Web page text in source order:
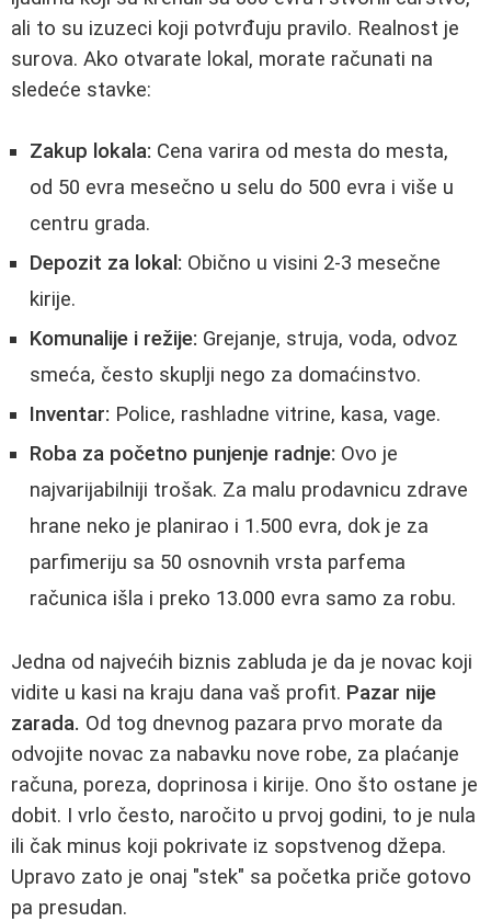
ali to su izuzeci koji potvrđuju pravilo. Realnost je
surova. Ako otvarate lokal, morate računati na
sledeće stavke:
Zakup lokala: Cena varira od mesta do mesta,
od 50 evra mesečno u selu do 500 evra i više u
centru grada.
Depozit za lokal: Obično u visini 2-3 mesečne
kirije.
Komunalije i režije: Grejanje, struja, voda, odvoz
smeća, često skuplji nego za domaćinstvo.
Inventar: Police, rashladne vitrine, kasa, vage.
Roba za početno punjenje radnje: Ovo je
najvarijabilniji trošak. Za malu prodavnicu zdrave
hrane neko je planirao i 1.500 evra, dok je za
parfimeriju sa 50 osnovnih vrsta parfema
računica išla i preko 13.000 evra samo za robu.
Jedna od najvećih biznis zabluda je da je novac koji
vidite u kasi na kraju dana vaš profit. Pazar nije
zarada. Od tog dnevnog pazara prvo morate da
odvojite novac za nabavku nove robe, za plaćanje
računa, poreza, doprinosa i kirije. Ono što ostane je
dobit. I vrlo često, naročito u prvoj godini, to je nula
ili čak minus koji pokrivate iz sopstvenog džepa.
Upravo zato je onaj "stek" sa početka priče gotovo
pa presudan.